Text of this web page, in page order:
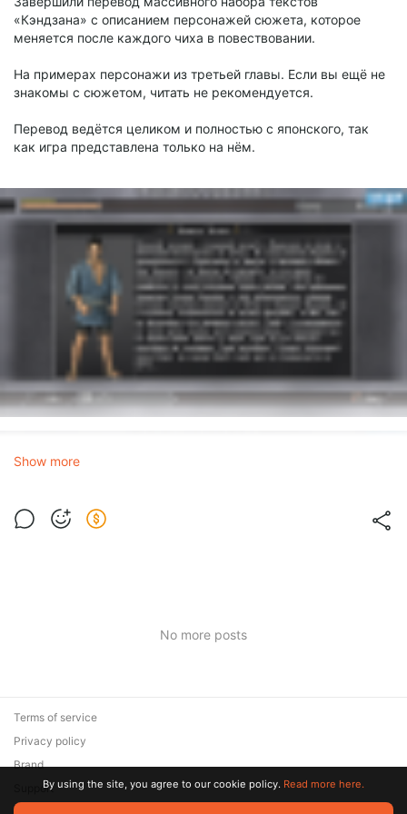
«Кэндзана» с описанием персонажей сюжета, которое
меняется после каждого чиха в повествовании.
На примерах персонажи из третьей главы. Если вы ещё не
знакомы с сюжетом, читать не рекомендуется.
Перевод ведётся целиком и полностью с японского, так
как игра представлена только на нём.
Show more
No more posts
Terms of service
Privacy policy
Brand
SupportBy using the site, you agree to our cookie policy. Read more here.